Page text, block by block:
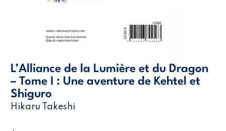
L’Alliance de la Lumière et du Dragon
– Tome I : Une aventure de Kehtel et
Shiguro
Hikaru Takeshi